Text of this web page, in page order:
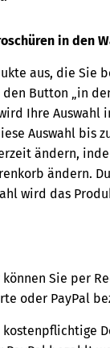
in den
aus, die Sie
Button „in
Ihre Auswahl
Auswahl bis
ändern,
ändern.
wird das
Sie per
oder PayPal
kostenpflichtige